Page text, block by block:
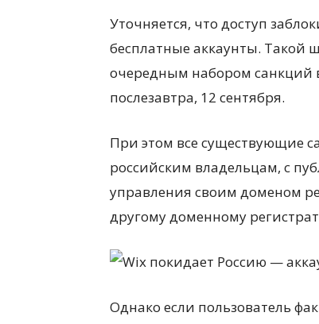
Уточняется, что доступ
бесплатные аккаунты. Такой
очередным набором санкций
послезавтра, 12 сентября.
При этом все существующие
российским владельцам, с
управления своим доменом
другому доменному
Однако если пользователь